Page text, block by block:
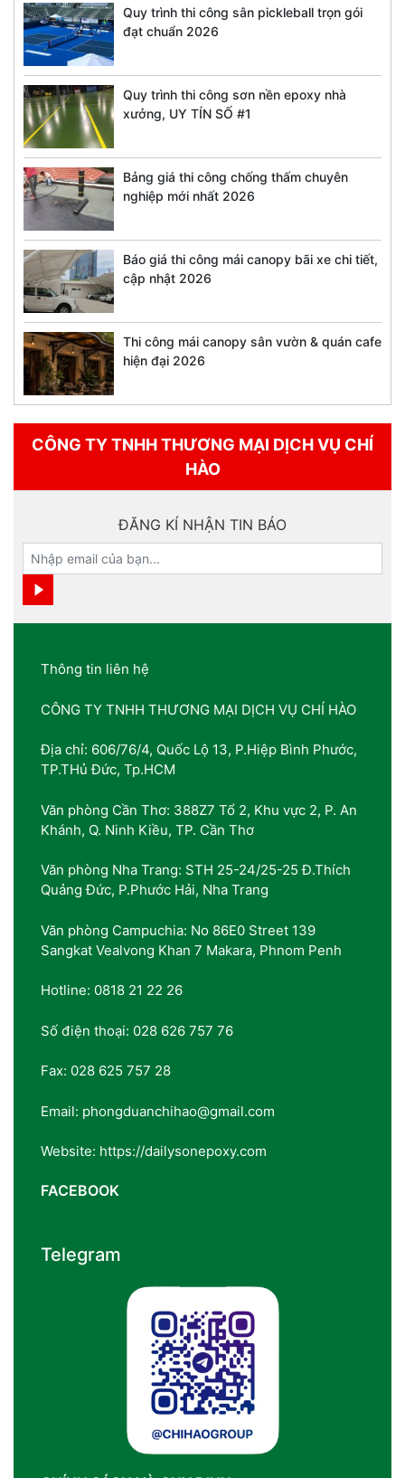
Quy trình thi công sân pickleball trọn gói
đạt chuẩn 2026
Quy trình thi công sơn nền epoxy nhà
xưởng, UY TÍN SỐ #1
Bảng giá thi công chống thấm chuyên
nghiệp mới nhất 2026
Báo giá thi công mái canopy bãi xe chi tiết,
cập nhật 2026
Thi công mái canopy sân vườn & quán cafe
hiện đại 2026
CÔNG TY TNHH THƯƠNG MẠI DỊCH VỤ CHÍ
HÀO
ĐĂNG KÍ NHẬN TIN BÁO
Thông tin liên hệ
CÔNG TY TNHH THƯƠNG MẠI DỊCH VỤ CHÍ HÀO
Địa chỉ: 606/76/4, Quốc Lộ 13, P.Hiệp Bình Phước,
TP.THủ Đức, Tp.HCM
Văn phòng Cần Thơ: 388Z7 Tổ 2, Khu vực 2, P. An
Khánh, Q. Ninh Kiều, TP. Cần Thơ
Văn phòng Nha Trang: STH 25-24/25-25 Đ.Thích
Quảng Đức, P.Phước Hải, Nha Trang
Văn phòng Campuchia: No 86E0 Street 139
Sangkat Vealvong Khan 7 Makara, Phnom Penh
Hotline: 0818 21 22 26
Số điện thoại: 028 626 757 76
Fax: 028 625 757 28
Email: phongduanchihao@gmail.com
Website: https://dailysonepoxy.com
FACEBOOK
Telegram